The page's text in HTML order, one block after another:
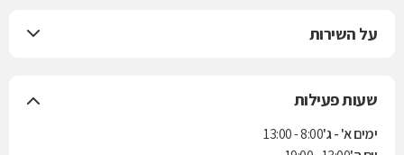
על השירות
שעות פעילות
ימים א' - ג'8:00 - 13:00